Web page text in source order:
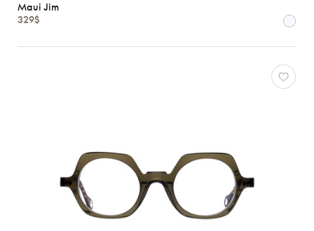
Maui Jim
329$